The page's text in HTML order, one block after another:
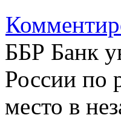
ББР Банк
России по
место в